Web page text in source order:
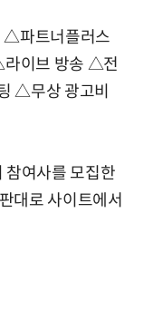
△파트너플러스
라이브 방송 △전
△무상 광고비
참여사를 모집한
대로 사이트에서